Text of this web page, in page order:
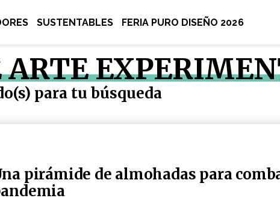
SUSTENTABLES FERIA PURO DISEÑO 2026
ARTE
para tu búsqueda
pirámide de almohadas para